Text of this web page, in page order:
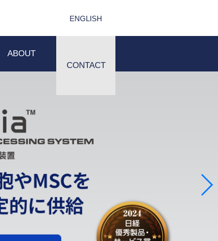
ABOUT
CONTACT
ENGLISH